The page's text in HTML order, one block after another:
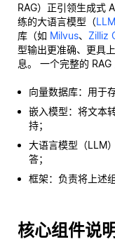
RAG）正引领生成式
练的大语言模型（LLM
库（如 Milvus、 Zilliz
型输出更准确、更具
息。 一个完整的 RAG
向量数据库：用于
嵌入模型：将文本
持；
大语言模型（LLM
答；
框架：负责将上述
核心组件说